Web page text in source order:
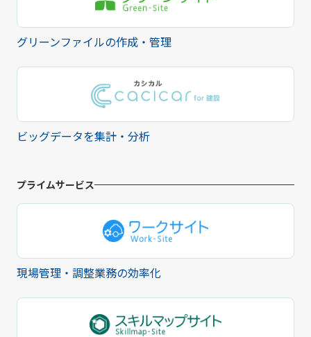
グリーンファイルの作成・管理
ビッグデータを集計・分析
プライムサービス
現場管理・調整業務の効率化